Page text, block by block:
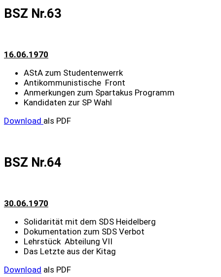
BSZ Nr.63
16.06.1970
AStA zum Studentenwerrk
Antikommunistische Front
Anmerkungen zum Spartakus Programm
Kandidaten zur SP Wahl
Download als PDF
BSZ Nr.64
30.06.1970
Solidarität mit dem SDS Heidelberg
Dokumentation zum SDS Verbot
Lehrstück Abteilung VII
Das Letzte aus der Kitag
Download als PDF